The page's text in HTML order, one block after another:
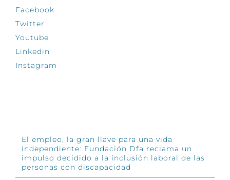
Facebook
Twitter
Youtube
Linkedin
Instagram
El empleo, la gran llave para una vida
independiente: Fundación Dfa reclama un
impulso decidido a la inclusión laboral de las
personas con discapacidad